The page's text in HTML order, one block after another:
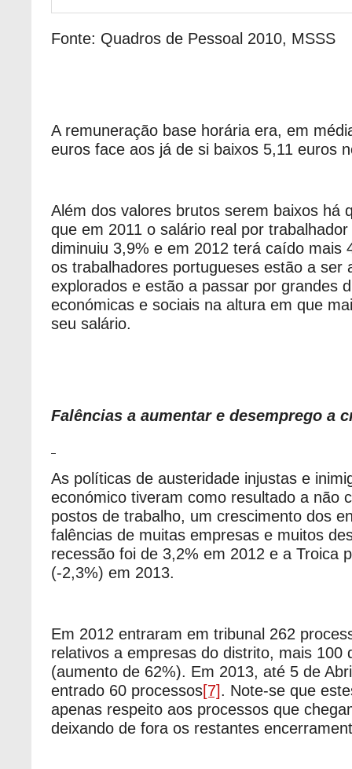
Fonte: Quadros de Pessoal 2010, MSSS
A remuneração base horária era, em
euros face aos já de si baixos 5,11 euros
Além dos valores brutos serem baixos há
que em 2011 o salário real por
diminuiu 3,9% e em 2012 terá caído mais
os trabalhadores portugueses estão a ser
explorados e estão a passar por grandes
económicas e sociais na altura em que
seu salário.
Falências a aumentar e desemprego a
As políticas de austeridade injustas e
económico tiveram como resultado a não
postos de trabalho, um crescimento dos
falências de muitas empresas e muitos
recessão foi de 3,2% em 2012 e a Troica
(-2,3%) em 2013.
Em 2012 entraram em tribunal 262
relativos a empresas do distrito, mais 100
(aumento de 62%). Em 2013, até 5 de
entrado 60 processos[7]. Note-se que
apenas respeito aos processos que
deixando de fora os restantes